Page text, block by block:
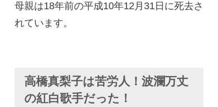
母親は18年前の平成10年12月31日に死去さ
れています。
高橋真梨子は苦労人！波瀾万丈
の紅白歌手だった！